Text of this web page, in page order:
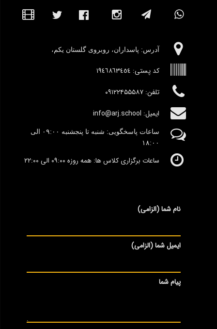
آدرس:‌ پاسداران، روبروی گلستان یکم،
کد پستی: ١٩٤٦٨٦٣٤٥٤
تلفن: ۰۹۱۲۲۴۵۵۵۸۷
ایمیل: info@arj.school
ساعات پاسخگویی: شنبه تا پنجشنبه ٠۹:۰۰ الی
١٨:٠٠
ساعات برگزاری کلاس ها: همه روزه ۰۹:۰۰ الی ۲۲:۰۰
نام شما (الزامی)
ایمیل شما (الزامی)
پیام شما